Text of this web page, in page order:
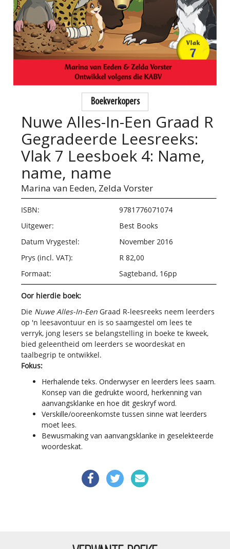
Boekverkopers
Nuwe Alles-In-Een Graad R
Gegradeerde Leesreeks:
Vlak 7 Leesboek 4: Name,
name, name
Marina van Eeden, Zelda Vorster
ISBN:
9781776071074
Uitgewer:
Best Books
Datum Vrygestel:
November 2016
Prys (incl. VAT):
R 82,00
Formaat:
Sagteband, 16pp
Oor hierdie boek:
Die Nuwe Alles-In-Een Graad R-leesreeks neem leerders
op 'n leesavontuur en is so saamgestel om lees te
verryk, jong lesers se belangstelling in boeke te kweek,
bied geleentheid om leerders se woordeskat en
taalbegrip te ontwikkel.
Fokus:
Herhalende teks. Onderwyser en leerders lees saam.
Konsep van die gedrukte woord, herkenning van
aanvangsklanke en hoe dit geskryf word.
Verskille/ooreenkomste tussen sinne wat leerders
moet lees.
Bewusmaking van aanvangsklanke in geselekteerde
woordeskat.